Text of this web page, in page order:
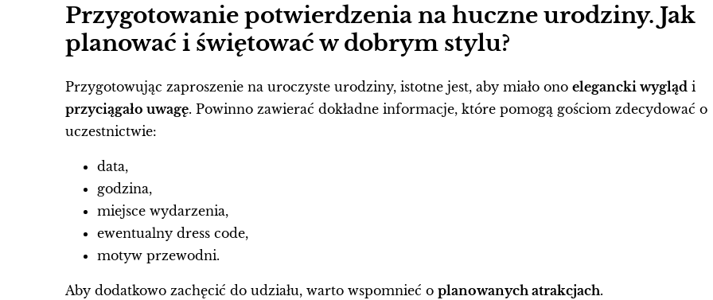
Przygotowanie potwierdzenia na huczne urodziny. Jak
planować i świętować w dobrym stylu?
Przygotowując zaproszenie na uroczyste urodziny, istotne jest, aby miało ono elegancki wyglądi
przyciągało uwagę. Powinno zawierać dokładne informacje, które pomogą gościom zdecydować o
uczestnictwie:
data,
godzina,
miejsce wydarzenia,
ewentualny dress code,
motyw przewodni.
Aby dodatkowo zachęcić do udziału, warto wspomnieć o planowanych atrakcjach.